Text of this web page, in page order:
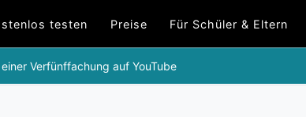
testen Preise Für Schüler & Eltern
Verfünffachung auf YouTube